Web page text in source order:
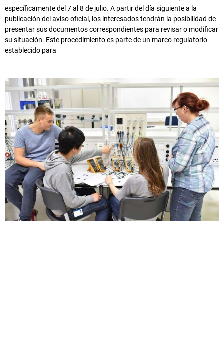
específicamente del 7 al 8 de julio. A partir del día siguiente a la
publicación del aviso oficial, los interesados tendrán la posibilidad de
presentar sus documentos correspondientes para revisar o modificar
su situación. Este procedimiento es parte de un marco regulatorio
establecido para